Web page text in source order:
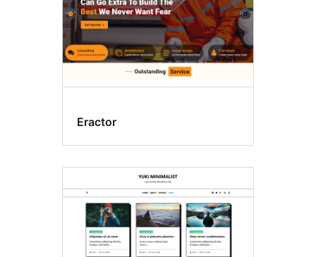
Eractor